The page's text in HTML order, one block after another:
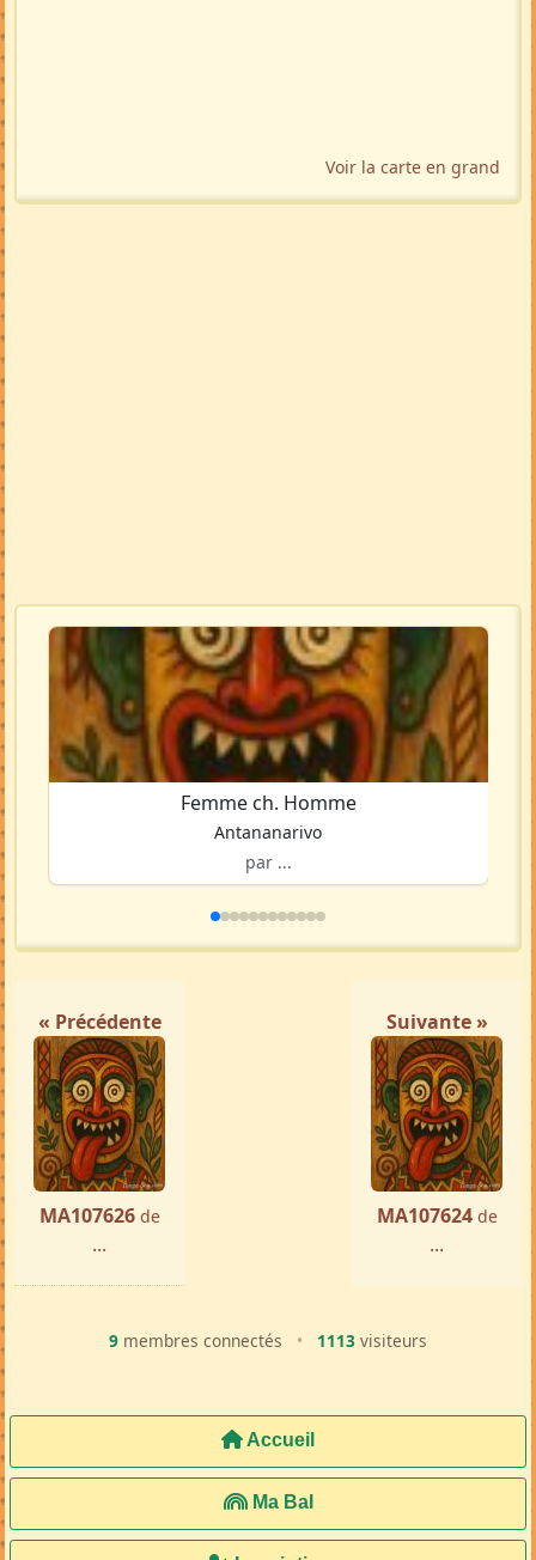
Voir la carte en grand
Femme ch. Homme
Antananarivo
par ...
« Précédente
MA107626 de
...
Suivante »
MA107624 de
...
9 membres connectés • 1113 visiteurs
Accueil
Ma Bal